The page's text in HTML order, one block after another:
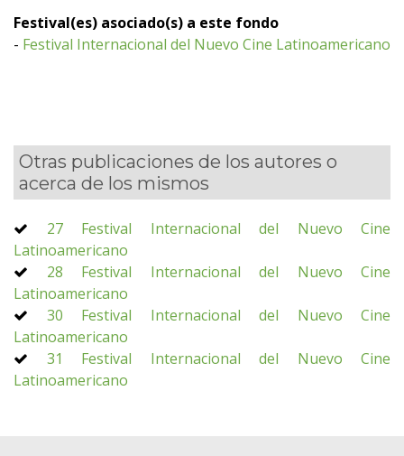
Festival(es) asociado(s) a este fondo
- Festival Internacional del Nuevo Cine Latinoamericano
Otras publicaciones de los autores o
acerca de los mismos
27 Festival Internacional del Nuevo Cine
Latinoamericano
28 Festival Internacional del Nuevo Cine
Latinoamericano
30 Festival Internacional del Nuevo Cine
Latinoamericano
31 Festival Internacional del Nuevo Cine
Latinoamericano